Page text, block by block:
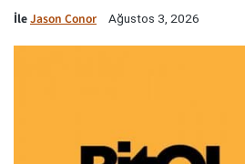
İleJason Conor Ağustos 3, 2026